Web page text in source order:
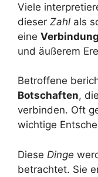
Viele
dieser Zahl als
eine Verbindung
und äußerem
Betroffene
Botschaften,
verbinden. Oft
wichtige
Diese Dinge
betrachtet. Sie